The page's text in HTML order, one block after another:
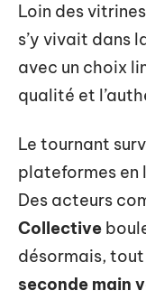
Loin des
s’y vivait dans
avec un choix
qualité et
Le tournant
plateformes en
Des acteurs
Collective
désormais,
seconde main